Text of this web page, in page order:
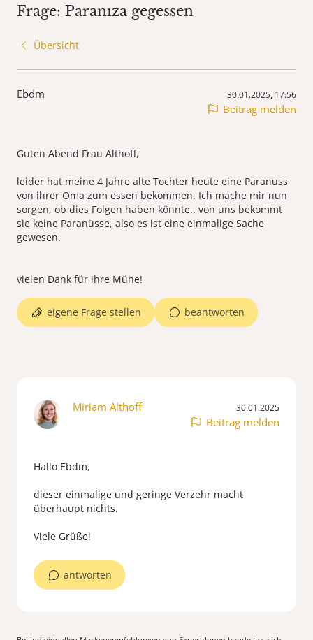
Frage: Paranıza gegessen
Übersicht
Ebdm 30.01.2025, 17:56
Beitrag melden
Guten Abend Frau Althoff,
leider hat meine 4 Jahre alte Tochter heute eine Paranuss
von ihrer Oma zum essen bekommen. Ich mache mir nun
sorgen, ob dies Folgen haben könnte.. von uns bekommt
sie keine Paranüsse, also es ist eine einmalige Sache
gewesen.
beantworten
eigene Frage stellen
Miriam Althoff 30.01.2025
Beitrag melden
Hallo Ebdm,
dieser einmalige und geringe Verzehr macht
überhaupt nichts.
antworten